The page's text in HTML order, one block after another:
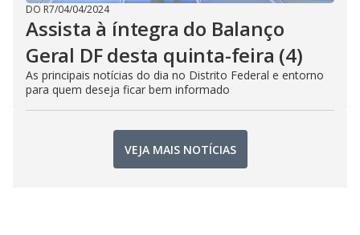
DO R7/04/04/2024
Assista à íntegra do Balanço
Geral DF desta quinta-feira (4)
As principais notícias do dia no Distrito Federal e entorno
para quem deseja ficar bem informado
VEJA MAIS NOTÍCIAS